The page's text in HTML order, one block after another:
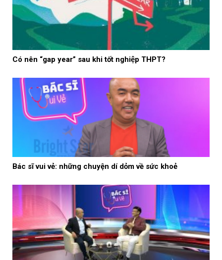
Có nên “gap year” sau khi tốt nghiệp THPT?
Bác sĩ vui vẻ: những chuyện dí dỏm về sức khoẻ